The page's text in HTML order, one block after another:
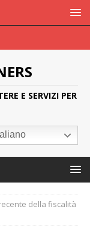
E SERVIZI PER
della fiscalità